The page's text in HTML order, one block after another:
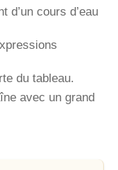
d’un cours d’eau
du tableau.
avec un grand